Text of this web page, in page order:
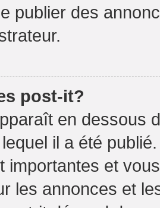
publier des
post-it?
en dessous
il a été
importantes et
les annonces et